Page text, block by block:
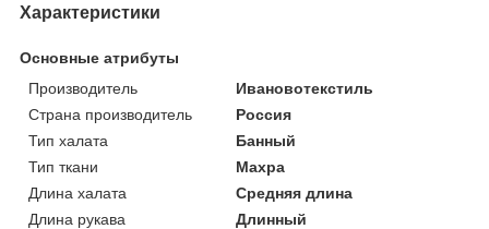
Характеристики
Основные атрибуты
Производитель
Ивановотекстиль
Страна производитель
Россия
Тип халата
Банный
Тип ткани
Махра
Длина халата
Средняя длина
Длина рукава
Длинный